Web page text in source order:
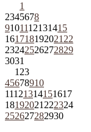
1
2345678
9101112131415
161718192021 22
23242526272829
3031
1 23
45678910
11121314151617
18192021 222324
252627282930